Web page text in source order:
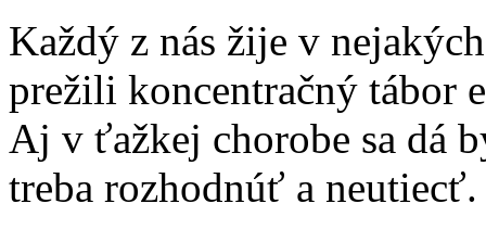
Každý z nás žije v
prežili koncentračný tábor
Aj v ťažkej chorobe sa dá
treba rozhodnúť a neutiecť.